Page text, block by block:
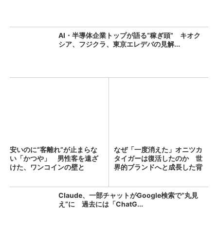
AI・半導体企業トップが語る“稼ぎ頭” キオク
シア、フジクラ、東京エレデバの見解...
安いのに“客離れ”が止まらな
い「かつや」 男性客を遠ざ
けた、ワンコインの壁と
なぜ「一度消えた」オニツカ
タイガーは復活したのか 世
界的ブランドへと成長した背
Claude、一部チャットがGoogle検索で“丸見
え”に 過去には「ChatG...